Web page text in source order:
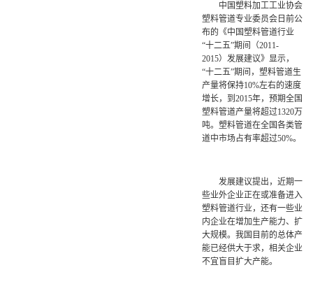
中国塑料加工工业协会
塑料管道专业委员会日前公
布的《中国塑料管道行业
“十二五”期间（2011-
2015）发展建议》显示，
“十二五”期间，塑料管道生
产量将保持10%左右的速度
增长，到2015年，预期全国
塑料管道产量将超过1320万
吨。塑料管道在全国各类管
道中市场占有率超过50%。
发展建议提出，近期一
些业外企业正在或准备进入
塑料管道行业，还有一些业
内企业在增加生产能力、扩
大规模。我国目前的总体产
能已经供大于求，相关企业
不宜盲目扩大产能。